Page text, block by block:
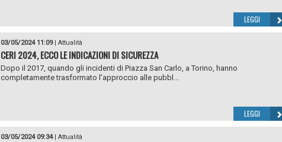
LEGGI
03/05/2024 11:09| Attualità
CERI 2024, ECCO LE INDICAZIONI DI SICUREZZA
Dopo il 2017, quando gli incidenti di Piazza San Carlo, a Torino, hanno
completamente trasformato l’approccio alle pubbl...
LEGGI
03/05/2024 09:34| Attualità